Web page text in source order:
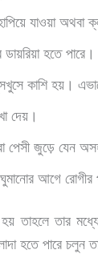
যাওয়া অথবা
হতে পারে।
কাশি হয়।
দেয়।
জুড়ে যেন
আগে
তাহলে তার
হতে পারে চলুন